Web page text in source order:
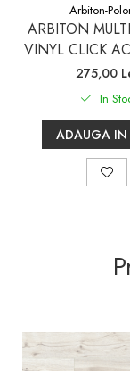
Arbiton-
ARBITON
VINYL CLICK
substrat pentru
click-2.2 mm-7
275,00
In
ADAUGA IN